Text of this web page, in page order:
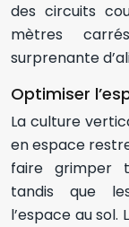
des circuits
mètres
surprenante
Optimiser
La culture
en espace
faire grimper
tandis que
l’espace au sol.